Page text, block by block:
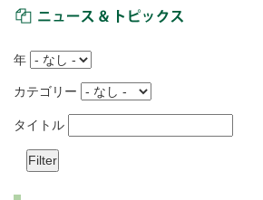
年
カテゴリー
タイトル